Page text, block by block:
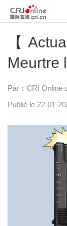
【
Meurtre
Par：CRI Online
Publié le 22-01-